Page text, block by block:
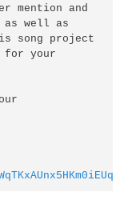
mention and
well as
song project
for your